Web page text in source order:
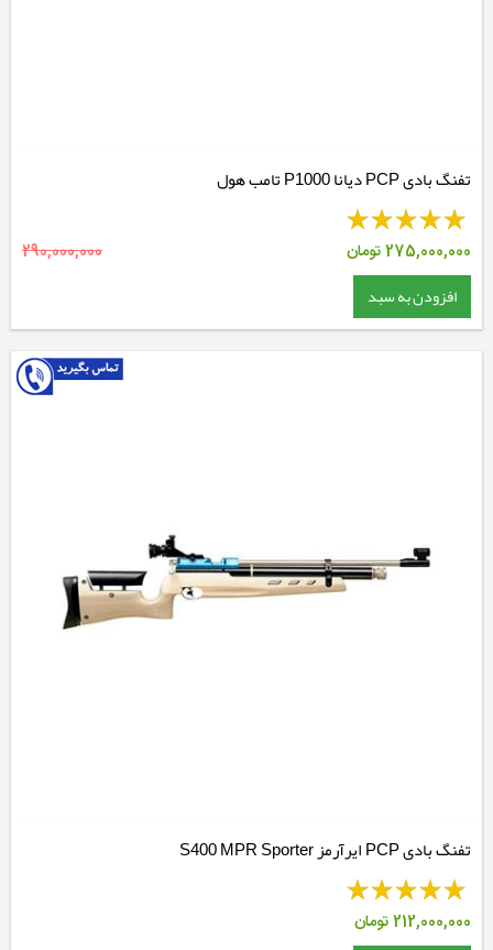
تفنگ بادی PCP دیانا P1000 تامب هول
275,000,000تومان 290,000,000
افزودن به سبد
تفنگ بادی PCP ایرآرمز S400 MPR Sporter
212,000,000تومان